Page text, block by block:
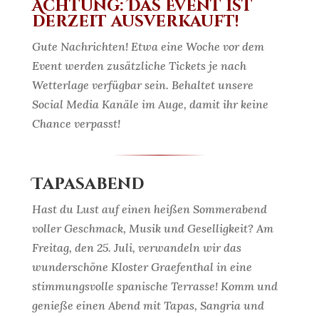
Achtung: Das Event ist
derzeit ausverkauft!
Gute Nachrichten! Etwa eine Woche vor dem
Event werden zusätzliche Tickets je nach
Wetterlage verfügbar sein. Behaltet unsere
Social Media Kanäle im Auge, damit ihr keine
Chance verpasst!
Tapasabend
Hast du Lust auf einen heißen Sommerabend
voller Geschmack, Musik und Geselligkeit? Am
Freitag, den 25. Juli, verwandeln wir das
wunderschöne Kloster Graefenthal in eine
stimmungsvolle spanische Terrasse! Komm und
genieße einen Abend mit Tapas, Sangria und